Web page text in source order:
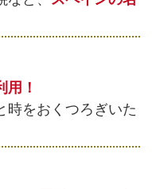
用！
時をおくつろぎいた